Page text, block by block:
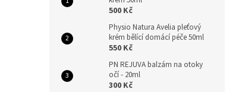
500 Kč
Physio Natura Avelia pleťový
krém bělící domácí péče 50ml
550 Kč
PN REJUVA balzám na otoky
očí - 20ml
300 Kč